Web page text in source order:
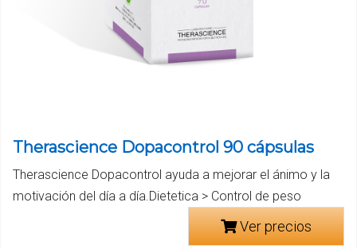
Therascience Dopacontrol 90 cápsulas
Therascience Dopacontrol ayuda a mejorar el ánimo y la
motivación del día a día.Dietetica > Control de peso
Ver precios